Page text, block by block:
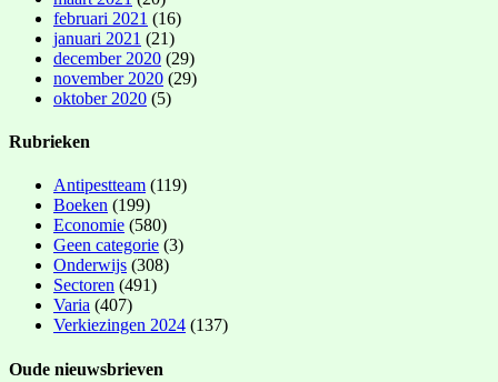
februari 2021 (16)
januari 2021 (21)
december 2020 (29)
november 2020 (29)
oktober 2020 (5)
Rubrieken
Antipestteam (119)
Boeken (199)
Economie (580)
Geen categorie (3)
Onderwijs (308)
Sectoren (491)
Varia (407)
Verkiezingen 2024 (137)
Oude nieuwsbrieven